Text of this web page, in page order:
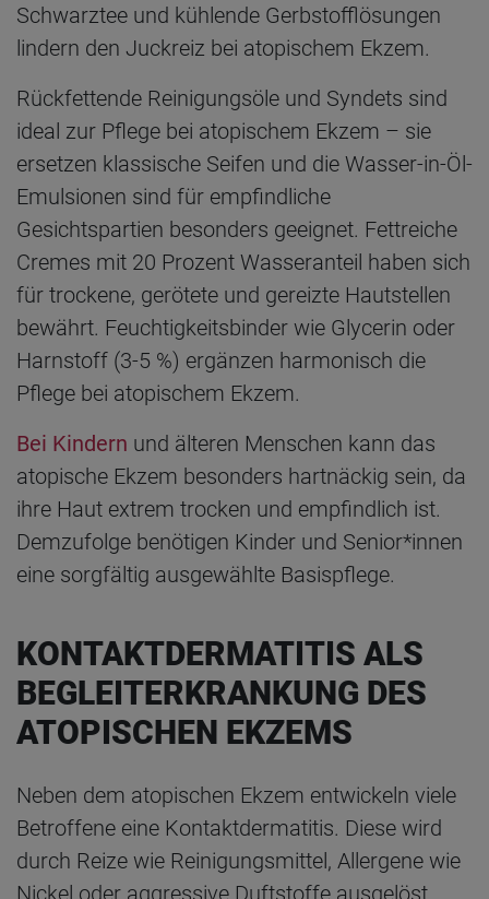
Schwarztee und kühlende Gerbstofflösungen
lindern den Juckreiz bei atopischem Ekzem.
Rückfettende Reinigungsöle und Syndets sind
ideal zur Pflege bei atopischem Ekzem – sie
ersetzen klassische Seifen und die Wasser-in-Öl-
Emulsionen sind für empfindliche
Gesichtspartien besonders geeignet. Fettreiche
Cremes mit 20 Prozent Wasseranteil haben sich
für trockene, gerötete und gereizte Hautstellen
bewährt. Feuchtigkeitsbinder wie Glycerin oder
Harnstoff (3-5 %) ergänzen harmonisch die
Pflege bei atopischem Ekzem.
Bei Kindern und älteren Menschen kann das
atopische Ekzem besonders hartnäckig sein, da
ihre Haut extrem trocken und empfindlich ist.
Demzufolge benötigen Kinder und Senior*innen
eine sorgfältig ausgewählte Basispflege.
KONTAKTDERMATITIS ALS
BEGLEITERKRANKUNG DES
ATOPISCHEN EKZEMS
Neben dem atopischen Ekzem entwickeln viele
Betroffene eine Kontaktdermatitis. Diese wird
durch Reize wie Reinigungsmittel, Allergene wie
Nickel oder aggressive Duftstoffe ausgelöst.